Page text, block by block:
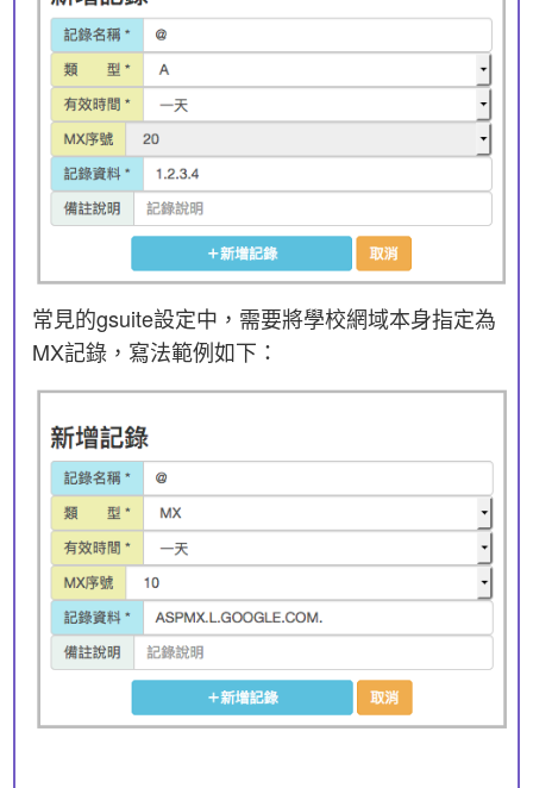
常見的gsuite設定中，需要將學校網域本身指定為
MX記錄，寫法範例如下：